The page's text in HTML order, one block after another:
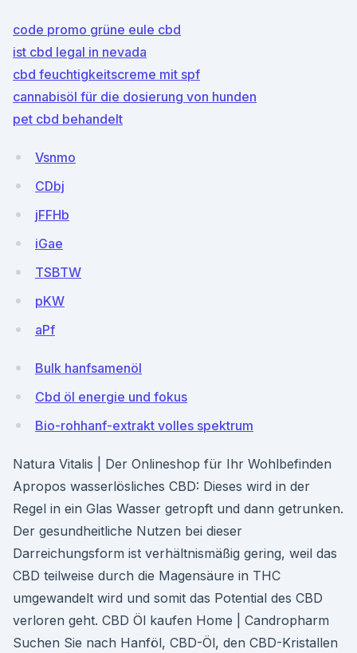
code promo grüne eule cbd
ist cbd legal in nevada
cbd feuchtigkeitscreme mit spf
cannabisöl für die dosierung von hunden
pet cbd behandelt
Vsnmo
CDbj
jFFHb
iGae
TSBTW
pKW
aPf
Bulk hanfsamenöl
Cbd öl energie und fokus
Bio-rohhanf-extrakt volles spektrum
Natura Vitalis | Der Onlineshop für Ihr Wohlbefinden
Apropos wasserlösliches CBD: Dieses wird in der
Regel in ein Glas Wasser getropft und dann getrunken.
Der gesundheitliche Nutzen bei dieser
Darreichungsform ist verhältnismäßig gering, weil das
CBD teilweise durch die Magensäure in THC
umgewandelt wird und somit das Potential des CBD
verloren geht. CBD Öl kaufen Home | Candropharm
Suchen Sie nach Hanföl, CBD-Öl, den CBD-Kristallen